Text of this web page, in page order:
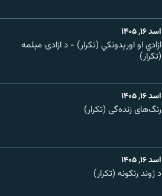
اسد ۱۶, ۱۴۰۵
ازادي او اورېدونکي (تکرار) - د ازادۍ مېلمه
(تکرار)
اسد ۱۶, ۱۴۰۵
رنگ‌های زنده‌گی (تکرار)
اسد ۱۶, ۱۴۰۵
د ژوند رنګونه (تکرار)